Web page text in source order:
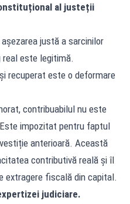
al justeții
justă a sarcinilor
este legitimă.
recuperat este o deformare
contribuabilul nu este
impozitat pentru faptul
anterioară. Această
contributivă reală și îl
extragere fiscală din capital.
judiciare.